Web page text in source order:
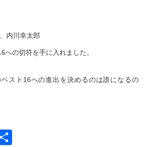
内川幸太郎
への切符を手に入れました。
スト16への進出を決めるのは誰になるの
Email